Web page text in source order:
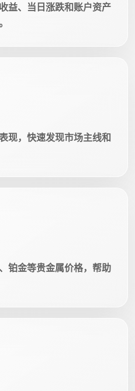
益、当日涨跌和账户资产
现，快速发现市场主线和
铂金等贵金属价格，帮助